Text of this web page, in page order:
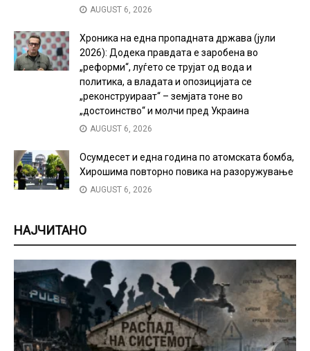
AUGUST 6, 2026
Хроника на една пропадната држава (јули
2026): Додека правдата е заробена во
„реформи“, луѓето се трујат од вода и
политика, а владата и опозицијата се
„реконструираат“ – земјата тоне во
„достоинство“ и молчи пред Украина
AUGUST 6, 2026
Осумдесет и една година по атомската бомба,
Хирошима повторно повика на разоружување
AUGUST 6, 2026
НАЈЧИТАНО